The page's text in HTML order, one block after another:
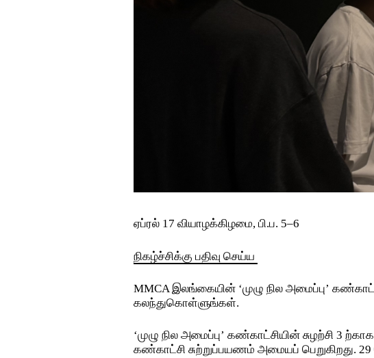
ஏப்ரல் 17 வியாழக்கிழமை, பி.ப. 5–6
நிகழ்ச்சிக்கு பதிவு செய்ய
MMCA இலங்கையின் ‘முழு நில அமைப்பு’
கலந்துகொள்ளுங்கள்.
‘முழு நில அமைப்பு’ கண்காட்சியின் சுழற்சி 3
கண்காட்சி சுற்றுப்பயணம் அமையப் பெறுகிறது.